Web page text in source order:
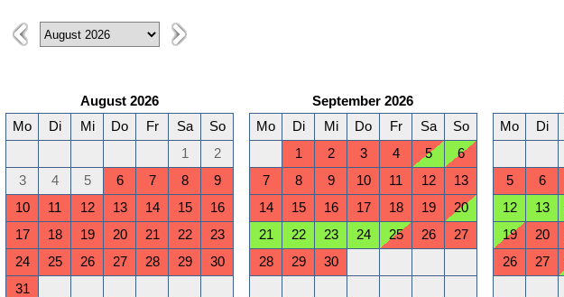
August 2026
Mo
Di Mi Do Fr Sa
So
1
2
3
4 5 6 7 8
9
10
11 12 13 14 15
16
17
18 19 20 21 22
23
24
25 26 27 28 29
30
31
September 2026
Mo
Di Mi Do Fr Sa
So
1
2 3 4 5
6
7
8 9 10 11 12
13
14
15 16 17 18 19
20
21
22 23 24 25 26
27
28
29 30
Mo
Di
5
6
12
13
19
20
26
27